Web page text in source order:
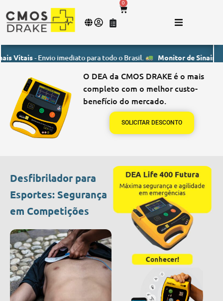
0
- Envio imediato para todo o Brasil. Monitor de Sinais Vitais
O DEA da CMOS DRAKE é o mais
completo com o melhor custo-
benefício do mercado.
SOLICITAR DESCONTO
Desfibrilador para
Esportes: Segurança
em Competições